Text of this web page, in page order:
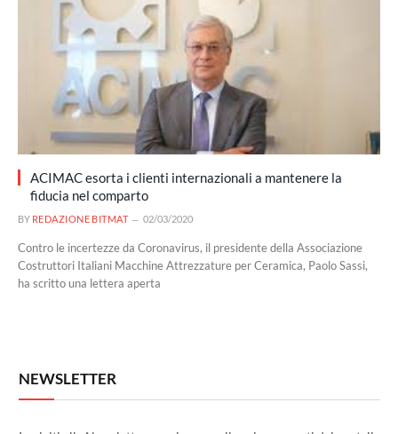
ACIMAC esorta i clienti internazionali a mantenere la
fiducia nel comparto
BY REDAZIONE BITMAT 02/03/2020
Contro le incertezze da Coronavirus, il presidente della Associazione
Costruttori Italiani Macchine Attrezzature per Ceramica, Paolo Sassi,
ha scritto una lettera aperta
NEWSLETTER